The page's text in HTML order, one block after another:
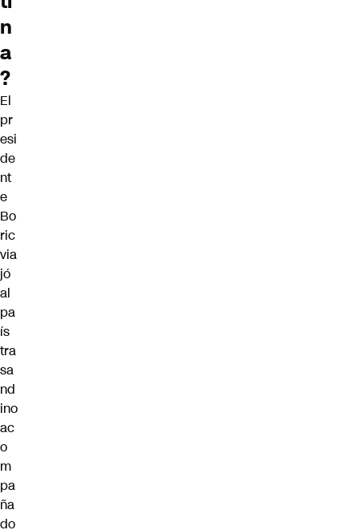
n
a
?
El
pr
esi
de
nt
e
Bo
ric
via
jó
al
pa
ís
tra
sa
nd
ino
ac
o
m
pa
ña
do